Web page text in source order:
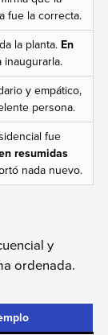
fue la correcta.
la planta. En
inaugurarla.
y empático,
persona.
fue
resumidas
nada nuevo.
y
ordenada.